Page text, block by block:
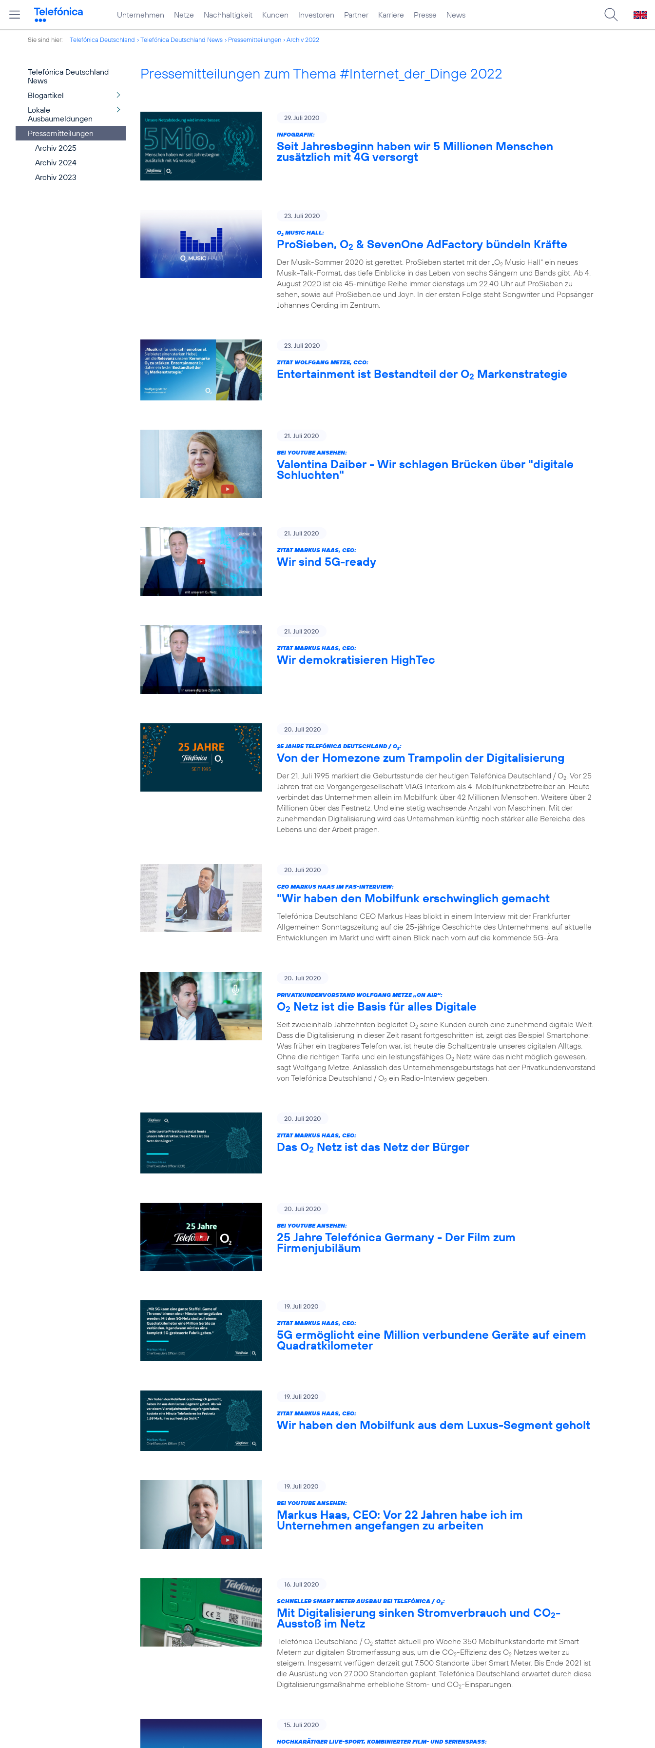
Unternehmen Netze Nachhaltigkeit Kunden Investoren Partner Karriere Presse News
Sie sind hier: Telefónica Deutschland Telefónica Deutschland News Pressemitteilungen Archiv 2022
Telefónica Deutschland
News
Blogartikel
Lokale
Ausbaumeldungen
Pressemitteilungen
Archiv 2025
Archiv 2024
Archiv 2023
Pressemitteilungen zum Thema #Internet_der_Dinge 2022
29. Juli 2020
INFOGRAFIK:
Seit Jahresbeginn haben wir 5 Millionen Menschen
zusätzlich mit 4G versorgt
23. Juli 2020
O2 MUSIC HALL:
ProSieben, O2 & SevenOne AdFactory bündeln Kräfte
Der Musik-Sommer 2020 ist gerettet. ProSieben startet mit der „O2 Music Hall“ ein neues
Musik-Talk-Format, das tiefe Einblicke in das Leben von sechs Sängern und Bands gibt. Ab 4.
August 2020 ist die 45-minütige Reihe immer dienstags um 22.40 Uhr auf ProSieben zu
sehen, sowie auf ProSieben.de und Joyn. In der ersten Folge steht Songwriter und Popsänger
Johannes Oerding im Zentrum.
23. Juli 2020
ZITAT WOLFGANG METZE, CCO:
Entertainment ist Bestandteil der O2 Markenstrategie
21. Juli 2020
BEI YOUTUBE ANSEHEN:
Valentina Daiber - Wir schlagen Brücken über "digitale
Schluchten"
21. Juli 2020
ZITAT MARKUS HAAS, CEO:
Wir sind 5G-ready
21. Juli 2020
ZITAT MARKUS HAAS, CEO:
Wir demokratisieren HighTec
20. Juli 2020
25 JAHRE TELEFÓNICA DEUTSCHLAND / O2:
Von der Homezone zum Trampolin der Digitalisierung
Der 21. Juli 1995 markiert die Geburtsstunde der heutigen Telefónica Deutschland / O2 . Vor 25
Jahren trat die Vorgängergesellschaft VIAG Interkom als 4. Mobilfunknetzbetreiber an. Heute
verbindet das Unternehmen allein im Mobilfunk über 42 Millionen Menschen. Weitere über 2
Millionen über das Festnetz. Und eine stetig wachsende Anzahl von Maschinen. Mit der
zunehmenden Digitalisierung wird das Unternehmen künftig noch stärker alle Bereiche des
Lebens und der Arbeit prägen.
20. Juli 2020
CEO MARKUS HAAS IM FAS-INTERVIEW:
"Wir haben den Mobilfunk erschwinglich gemacht
Telefónica Deutschland CEO Markus Haas blickt in einem Interview mit der Frankfurter
Allgemeinen Sonntagszeitung auf die 25-jährige Geschichte des Unternehmens, auf aktuelle
Entwicklungen im Markt und wirft einen Blick nach vorn auf die kommende 5G-Ära.
20. Juli 2020
PRIVATKUNDENVORSTAND WOLFGANG METZE „ON AIR“:
O2 Netz ist die Basis für alles Digitale
Seit zweieinhalb Jahrzehnten begleitet O2 seine Kunden durch eine zunehmend digitale Welt.
Dass die Digitalisierung in dieser Zeit rasant fortgeschritten ist, zeigt das Beispiel Smartphone:
Was früher ein tragbares Telefon war, ist heute die Schaltzentrale unseres digitalen Alltags.
Ohne die richtigen Tarife und ein leistungsfähiges O2 Netz wäre das nicht möglich gewesen,
sagt Wolfgang Metze. Anlässlich des Unternehmensgeburtstags hat der Privatkundenvorstand
von Telefónica Deutschland / O2 ein Radio-Interview gegeben.
20. Juli 2020
ZITAT MARKUS HAAS, CEO:
Das O2 Netz ist das Netz der Bürger
20. Juli 2020
BEI YOUTUBE ANSEHEN:
25 Jahre Telefónica Germany - Der Film zum
Firmenjubiläum
19. Juli 2020
ZITAT MARKUS HAAS, CEO:
5G ermöglicht eine Million verbundene Geräte auf einem
Quadratkilometer
19. Juli 2020
ZITAT MARKUS HAAS, CEO:
Wir haben den Mobilfunk aus dem Luxus-Segment geholt
19. Juli 2020
BEI YOUTUBE ANSEHEN:
Markus Haas, CEO: Vor 22 Jahren habe ich im
Unternehmen angefangen zu arbeiten
16. Juli 2020
SCHNELLER SMART METER AUSBAU BEI TELEFÓNICA / O2:
Mit Digitalisierung sinken Stromverbrauch und CO2-
Ausstoß im Netz
Telefónica Deutschland / O2 stattet aktuell pro Woche 350 Mobilfunkstandorte mit Smart
Metern zur digitalen Stromerfassung aus, um die CO2-Effizienz des O2 Netzes weiter zu
steigern. Insgesamt verfügen derzeit gut 7.500 Standorte über Smart Meter. Bis Ende 2021 ist
die Ausrüstung von 27.000 Standorten geplant. Telefónica Deutschland erwartet durch diese
Digitalisierungsmaßnahme erhebliche Strom- und CO2-Einsparungen.
15. Juli 2020
HOCHKARÄTIGER LIVE-SPORT, KOMBINIERTER FILM- UND SERIENSPASS: